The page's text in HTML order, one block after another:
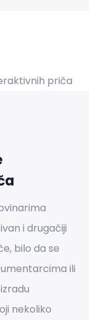
i drugačiji
bilo da se
ili
nekoliko